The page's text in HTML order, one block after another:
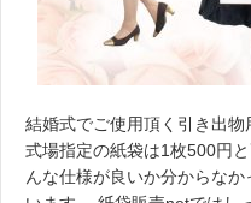
結婚式でご使用頂く引き出
式場指定の紙袋は1枚500円
んな仕様が良いか分からな